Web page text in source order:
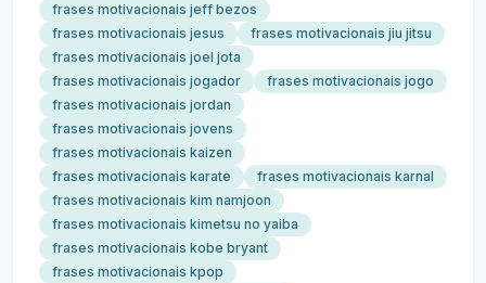
frases motivacionais jeff bezos
frases motivacionais jesus
frases motivacionais jiu jitsu
frases motivacionais joel jota
frases motivacionais jogador
frases motivacionais jogo
frases motivacionais jordan
frases motivacionais jovens
frases motivacionais kaizen
frases motivacionais karate
frases motivacionais karnal
frases motivacionais kim namjoon
frases motivacionais kimetsu no yaiba
frases motivacionais kobe bryant
frases motivacionais kpop